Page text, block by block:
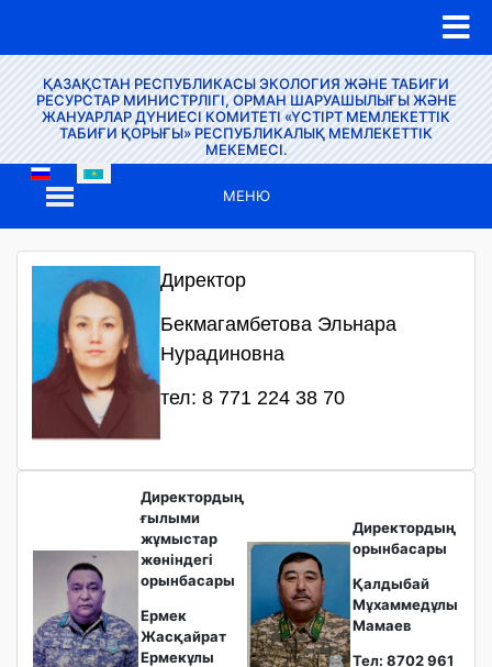
ҚАЗАҚСТАН РЕСПУБЛИКАСЫ ЭКОЛОГИЯ ЖӘНЕ ТАБИҒИ
РЕСУРСТАР МИНИСТРЛІГІ, ОРМАН ШАРУАШЫЛЫҒЫ ЖӘНЕ
ЖАНУАРЛАР ДҮНИЕСІ КОМИТЕТІ «ҮСТІРТ МЕМЛЕКЕТТІК
ТАБИҒИ ҚОРЫҒЫ» РЕСПУБЛИКАЛЫҚ МЕМЛЕКЕТТІК
МЕКЕМЕСІ.
МЕНЮ
Директор
Бекмагамбетова Эльнара
Нурадиновна
тел: 8 771 224 38 70
Директордың
ғылыми
жұмыстар
жөніндегі
орынбасары
Ермек
Жасқайрат
Ермекұлы
Директордың
орынбасары
Қалдыбай
Мұхаммедұлы
Мамаев
Тел: 8702 961